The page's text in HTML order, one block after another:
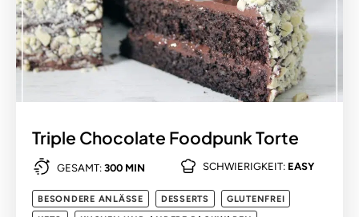
Triple Chocolate Foodpunk Torte
GESAMT: 300 MIN SCHWIERIGKEIT: EASY
BESONDERE ANLÄSSE DESSERTS
GLUTENFREI